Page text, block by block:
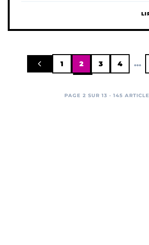
1 2 3 4 ...
PAGE 2 SUR 13 · 145